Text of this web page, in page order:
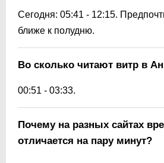
Сегодня: 05:41 - 12:15.
ближе к полудню.
Во сколько читают витр в
00:51 - 03:33.
Почему на разных сайтах
отличается на пару минут?